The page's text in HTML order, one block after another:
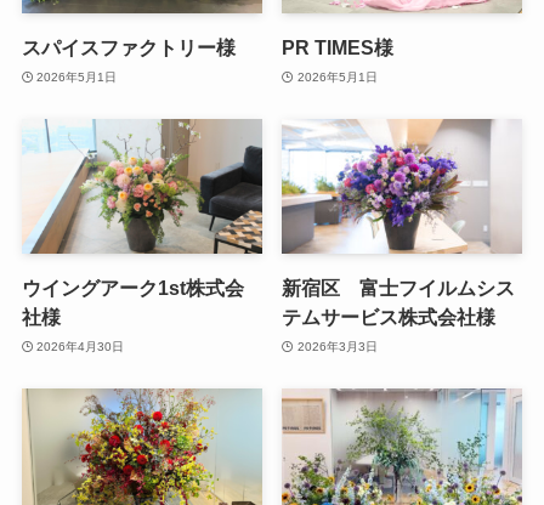
スパイスファクトリー様
2026年5月1日
PR TIMES様
2026年5月1日
ウイングアーク1st株式会
社様
2026年4月30日
新宿区 富士フイルムシス
テムサービス株式会社様
2026年3月3日